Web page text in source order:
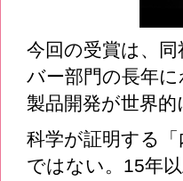
今回の受賞は、
バー部門の長年
製品開発が世界的
科学が証明する
ではない。15年